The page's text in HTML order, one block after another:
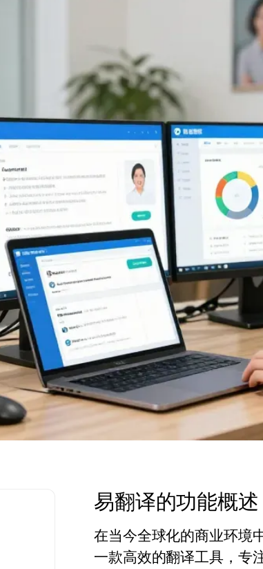
易翻译的功能概述
在当今全球化的商业环境
一款高效的翻译工具，专